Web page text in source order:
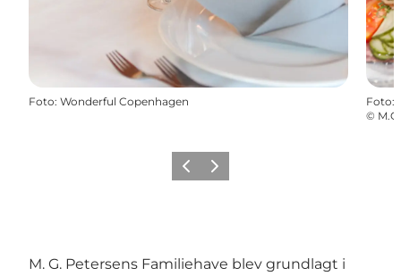
Foto: Wonderful Copenhagen Foto:
©
ForrigeNæste
M. G. Petersens Familiehave blev grundlagt i